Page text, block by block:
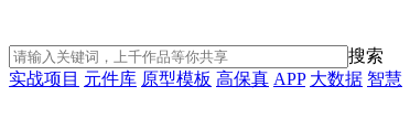
搜索
实战项目 元件库 原型模板 高保真 APP 大数据 智慧